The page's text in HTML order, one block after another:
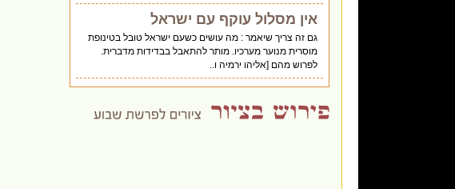
אין מסלול עוקף עם ישראל
גם זה צריך שיאמר : מה עושים כשעם ישראל טובל בטינופת
מוסרית מנוער מערכיו. מותר להתאבל בבדידות מדברית.
לפרוש מהם [אליהו ירמיה ו..